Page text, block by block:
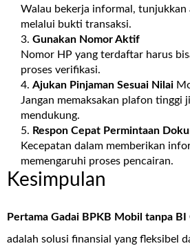
Walau bekerja informal, tunjukkan
melalui bukti transaksi.
Gunakan Nomor Aktif
Nomor HP yang terdaftar harus
proses verifikasi.
Ajukan Pinjaman Sesuai Nilai
Jangan memaksakan plafon tinggi
mendukung.
Respon Cepat Permintaan
Kecepatan dalam memberikan
memengaruhi proses pencairan.
Kesimpulan
Pertama Gadai BPKB Mobil tanpa
adalah solusi finansial yang fleksibel